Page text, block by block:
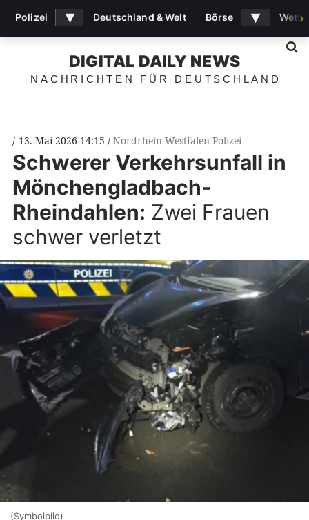
DIGITAL DAILY NEWS
NACHRICHTEN FÜR DEUTSCHLAND
13. Mai 2026 14:15 Nordrhein-Westfalen Polizei
Schwerer Verkehrsunfall in
Mönchengladbach-
Rheindahlen: Zwei Frauen
schwer verletzt
(Symbolbild)
Polizei ▾ Deutschland & Welt Börse ▾ ›